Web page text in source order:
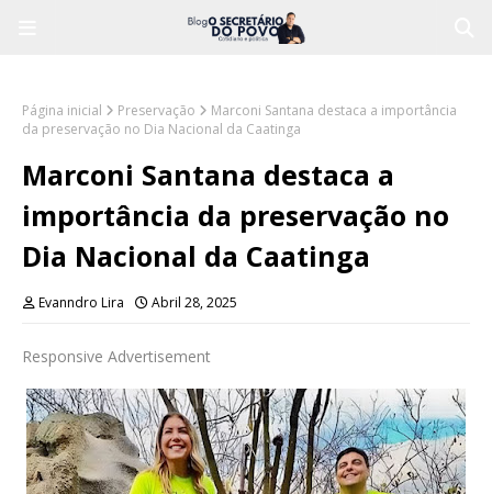
Página inicial Preservação
Marconi Santana destaca a importância
da preservação no Dia Nacional da Caatinga
Marconi Santana destaca a
importância da preservação no
Dia Nacional da Caatinga
Evanndro Lira Abril 28, 2025
Responsive Advertisement